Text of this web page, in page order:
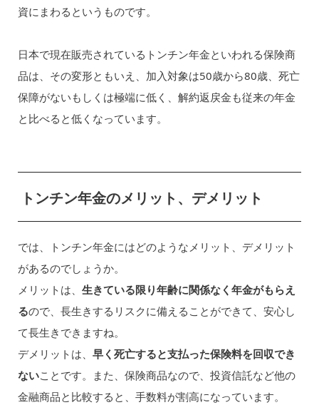
資にまわるというものです。
日本で現在販売されているトンチン年金といわれる保険商
品は、その変形ともいえ、加入対象は50歳から80歳、死亡
保障がないもしくは極端に低く、解約返戻金も従来の年金
と比べると低くなっています。
トンチン年金のメリット、デメリット
では、トンチン年金にはどのようなメリット、デメリット
があるのでしょうか。
メリットは、 生きている限り年齢に関係なく年金がもらえ
るので、長生きするリスクに備えることができて、安心し
て長生きできますね。
デメリットは、 早く死亡すると支払った保険料を回収でき
ないことです。また、保険商品なので、投資信託など他の
金融商品と比較すると、手数料が割高になっています。